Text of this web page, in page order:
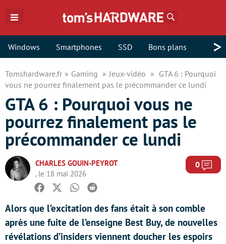
Windows Smartphones SSD Bons plans >
Tomshardware.fr Gaming Jeux-vidéo
GTA 6 : Pourquoi
vous ne pourrez finalement pas le précommander ce lundi
GTA 6 : Pourquoi vous ne
pourrez finalement pas le
précommander ce lundi
CHARLES GOUIN-PEYROT
, le 18 mai 2026
0
Facebook
TwitterWhatsapp
Reddit
Alors que l’excitation des fans était à son comble
après une fuite de l’enseigne Best Buy, de nouvelles
révélations d’insiders viennent doucher les espoirs